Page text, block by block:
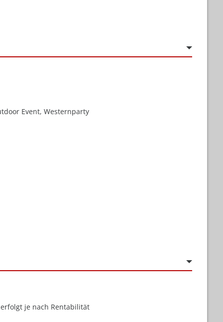
Event, Westernparty
je nach Rentabilität